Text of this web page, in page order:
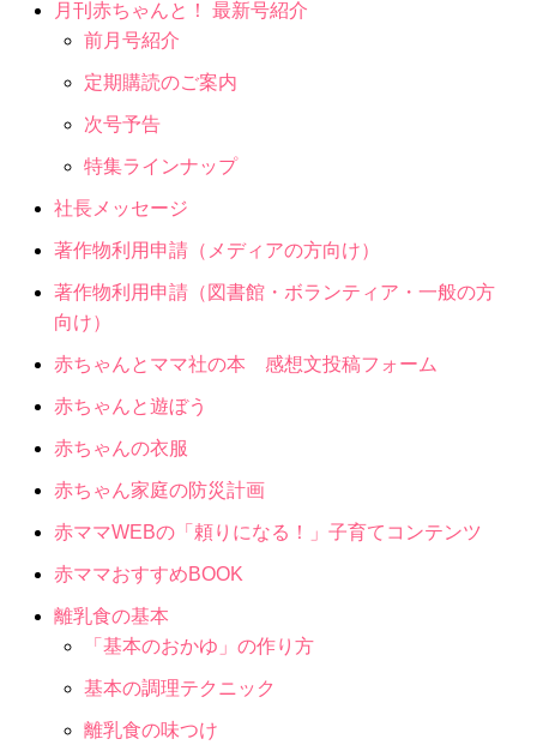
月刊赤ちゃんと！ 最新号紹介
前月号紹介
定期購読のご案内
次号予告
特集ラインナップ
社長メッセージ
著作物利用申請（メディアの方向け）
著作物利用申請（図書館・ボランティア・一般の方
向け）
赤ちゃんとママ社の本 感想文投稿フォーム
赤ちゃんと遊ぼう
赤ちゃんの衣服
赤ちゃん家庭の防災計画
赤ママWEBの「頼りになる！」子育てコンテンツ
赤ママおすすめBOOK
離乳食の基本
「基本のおかゆ」の作り方
基本の調理テクニック
離乳食の味つけ